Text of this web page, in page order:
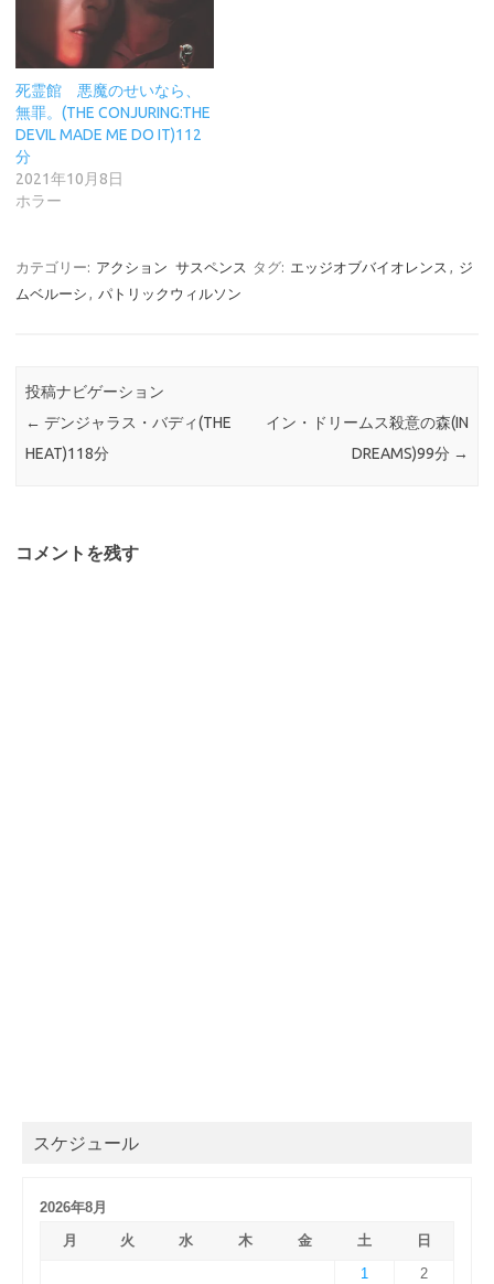
死霊館 悪魔のせいなら、
無罪。(THE CONJURING:THE
DEVIL MADE ME DO IT)112
分
2021年10月8日
ホラー
カテゴリー: アクション サスペンス タグ: エッジオブバイオレンス
ジ
ムベルーシ
パトリックウィルソン
投稿ナビゲーション
← デンジャラス・バディ(THE
HEAT)118分
イン・ドリームス殺意の森(IN
DREAMS)99分 →
コメントを残す
スケジュール
2026年8月
月
火 水 木 金 土
日
1
2